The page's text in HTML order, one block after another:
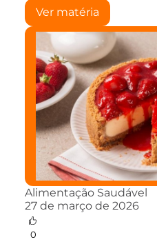
Ver matéria
Alimentação Saudável
27 de março de 2026
0